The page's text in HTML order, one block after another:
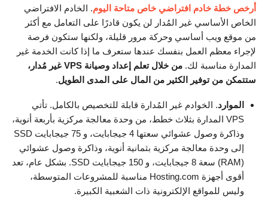
أرخص خطة خادم افتراضي خاص متاحة اليوم. الخادم الافتراضي
الخاص الأساسي غير المُدار لن يكون قادرًا على التعامل مع أكثر
من موقع ويب أساسي وحركة مرور قليلة، ولكنها ستكون فرصة
لإجراء معظم العمل بنفسك عندها ستعرف ما إذا كانت الخدمة غير
المدارة مناسبة لك. من خلال تعلم إعداد وصيانة
VPS غير مُدار،
ستتمكن من توفير الكثير من المال على المدى الطويل.
الموارد. الخوادم غير المُدارة قابلة للتخصيص بالكامل. تأتي
VPS المدارة بثلاث خطط، من وحدة معالجة مركزية بأربعة أنوية،
وذاكرة وصول عشوائي سعتها 4 جيجابايت، و 75 جيجابايت SSD
إلى وحدة معالجة مركزية بثمانية أنوية، وذاكرة وصول عشوائي
(RAM) سعة 8 جيجابايت، و 150 جيجابايت SSD. بشكل عام، تعد
أقوى أجهزة Hosting.com مناسبة للمشروعات المتوسطة،
وليس للمواقع الإلكترونية ذات الشعبية الكبيرة.